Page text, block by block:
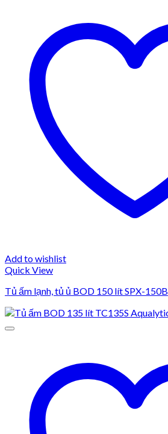
Add to wishlist
Quick View
Tủ ấm lạnh, tủ ủ BOD 150 lít SPX-150B